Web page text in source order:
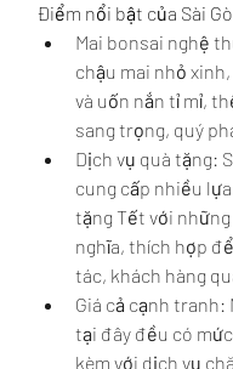
Điểm nổi bật của Sài
Mai bonsai nghệ
chậu mai nhỏ
và uốn nắn tỉ mỉ,
sang trọng, quý
Dịch vụ quà tặng:
cung cấp nhiều
tặng Tết với
nghĩa, thích hợp
tác, khách hàng
Giá cả cạnh tranh:
tại đây đều có
kèm với dịch vụ